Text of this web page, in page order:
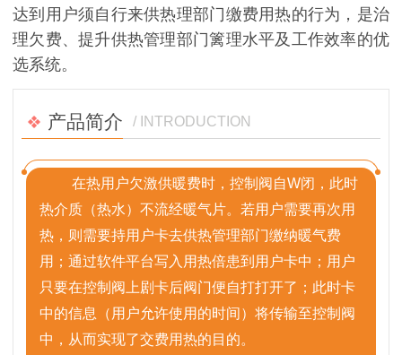
达到用户须自行来供热理部门缴费用热的行为，是治
理欠费、提升供热管理部门篱理水平及工作效率的优
选系统。
产品简介 / INTRODUCTION
在热用户欠激供暖费时，控制阀自W闭，此时
热介质（热水）不流经暖气片。若用户需要再次用
热，则需要持用户卡去供热管理部门缴纳暖气费
用；通过软件平台写入用热倍患到用户卡中；用户
只要在控制阀上剧卡后阀门便自打打开了；此时卡
中的信息（用户允许使用的时间）将传输至控制阀
中，从而实现了交费用热的目的。